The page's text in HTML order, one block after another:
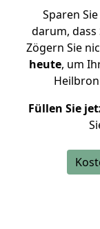
Sparen
darum, dass
Zögern Sie
heute, um
Füllen Sie